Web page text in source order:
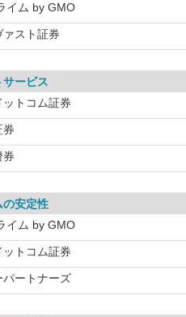
イム by GMO
ァスト証券
ービス
ットコム証券
券
券
の安定性
イム by GMO
ットコム証券
パートナーズ